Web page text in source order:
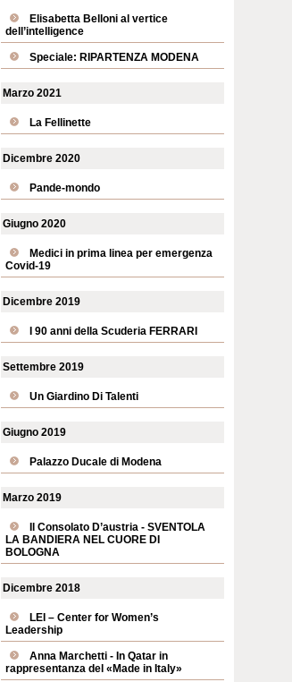
Elisabetta Belloni al vertice
dell’intelligence
Speciale: RIPARTENZA MODENA
Marzo 2021
La Fellinette
Dicembre 2020
Pande-mondo
Giugno 2020
Medici in prima linea per emergenza
Covid-19
Dicembre 2019
I 90 anni della Scuderia FERRARI
Settembre 2019
Un Giardino Di Talenti
Giugno 2019
Palazzo Ducale di Modena
Marzo 2019
Il Consolato D’austria - SVENTOLA
LA BANDIERA NEL CUORE DI
BOLOGNA
Dicembre 2018
LEI – Center for Women’s
Leadership
Anna Marchetti - In Qatar in
rappresentanza del «Made in Italy»